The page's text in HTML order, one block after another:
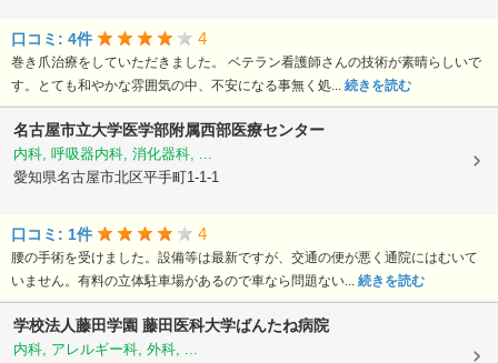
口コミ: 4件 4
巻き爪治療をしていただきました。 ベテラン看護師さんの技術が素晴らしいで
す。とても和やかな雰囲気の中、不安になる事無く処... 続きを読む
名古屋市立大学医学部附属西部医療センター
内科, 呼吸器内科, 消化器科, ...
愛知県名古屋市北区平手町1-1-1
口コミ: 1件 4
腰の手術を受けました。設備等は最新ですが、交通の便が悪く通院にはむいて
いません。有料の立体駐車場があるので車なら問題ない... 続きを読む
学校法人藤田学園 藤田医科大学ばんたね病院
内科, アレルギー科, 外科, ...